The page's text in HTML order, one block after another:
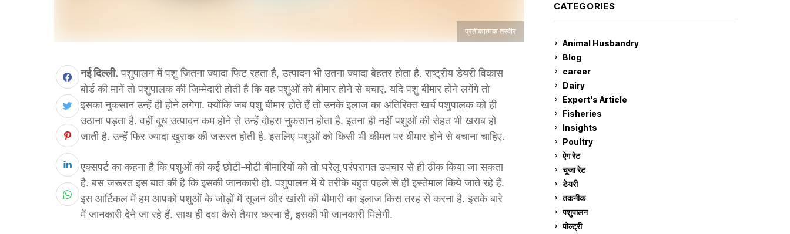
प्रतीकात्मक तस्वीर
नई दिल्ली. पशुपालन में पशु जितना ज्यादा फिट रहता है, उत्पादन भी उतना ज्यादा बेहतर होता है. राष्ट्रीय डेयरी विकास
बोर्ड की मानें तो पशुपालक की जिम्मेदारी होती है कि वह पशुओं को बीमार होने से बचाए. यदि पशु बीमार होने लगेंगे तो
इसका नुकसान उन्हें ही होने लगेगा. क्योंकि जब पशु बीमार होते हैं तो उनके इलाज का अतिरिक्त खर्च पशुपालक को ही
उठाना पड़ता है. वहीं दूध उत्पादन कम होने से उन्हें दोहरा नुकसान होता है. इतना ही नहीं पशुओं की सेहत भी खराब हो
जाती है. उन्हें फिर ज्यादा खुराक की जरूरत होती है. इसलिए पशुओं को किसी भी कीमत पर बीमार होने से बचाना चाहिए.
एक्सपर्ट का कहना है कि पशुओं की कई छोटी-मोटी बीमारियों को तो घरेलू परंपरागत उपचार से ही ठीक किया जा सकता
है. बस जरूरत इस बात की है कि इसकी जानकारी हो. पशुपालन में ये तरीके बहुत पहले से ही इस्तेमाल किये जाते रहे हैं.
इस आर्टिकल में हम आपको पशुओं के जोड़ों में सूजन और खांसी की बीमारी का इलाज किस तरह से करना है. इसके बारे
में जानकारी देने जा रहे हैं. साथ ही दवा कैसे तैयार करना है, इसकी भी जानकारी मिलेगी.
CATEGORIES
Animal Husbandry
Blog
career
Dairy
Expert's Article
Fisheries
Insights
Poultry
ऐग रेट
चूजा रेट
डेयरी
तकनीक
पशुपालन
पोल्ट्री